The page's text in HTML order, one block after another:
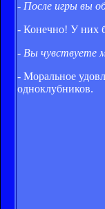
- После игры вы
- Конечно! У них
- Вы чувствуете
- Моральное
одноклубников.